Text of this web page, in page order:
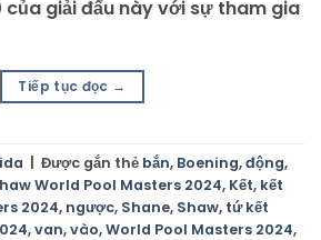
của giải đấu này với sự tham gia
Tiếp tục đọc →
Được gắn thẻ bắn, Boening,động,
World Pool Masters 2024, Kết, kết
2024, ngược, Shane, Shaw, tứ kết
,van,vào,World Pool Masters 2024,